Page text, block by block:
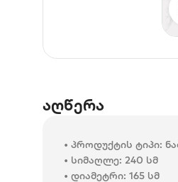
აღწერა
• პროდუქტის ტიპი:
• სიმაღლე: 240 სმ
• დიამეტრი: 165 სმ